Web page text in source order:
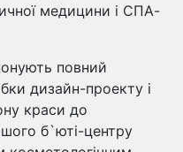
медицини і СПА-
повний
дизайн-проекту і
краси до
б`юті-центру